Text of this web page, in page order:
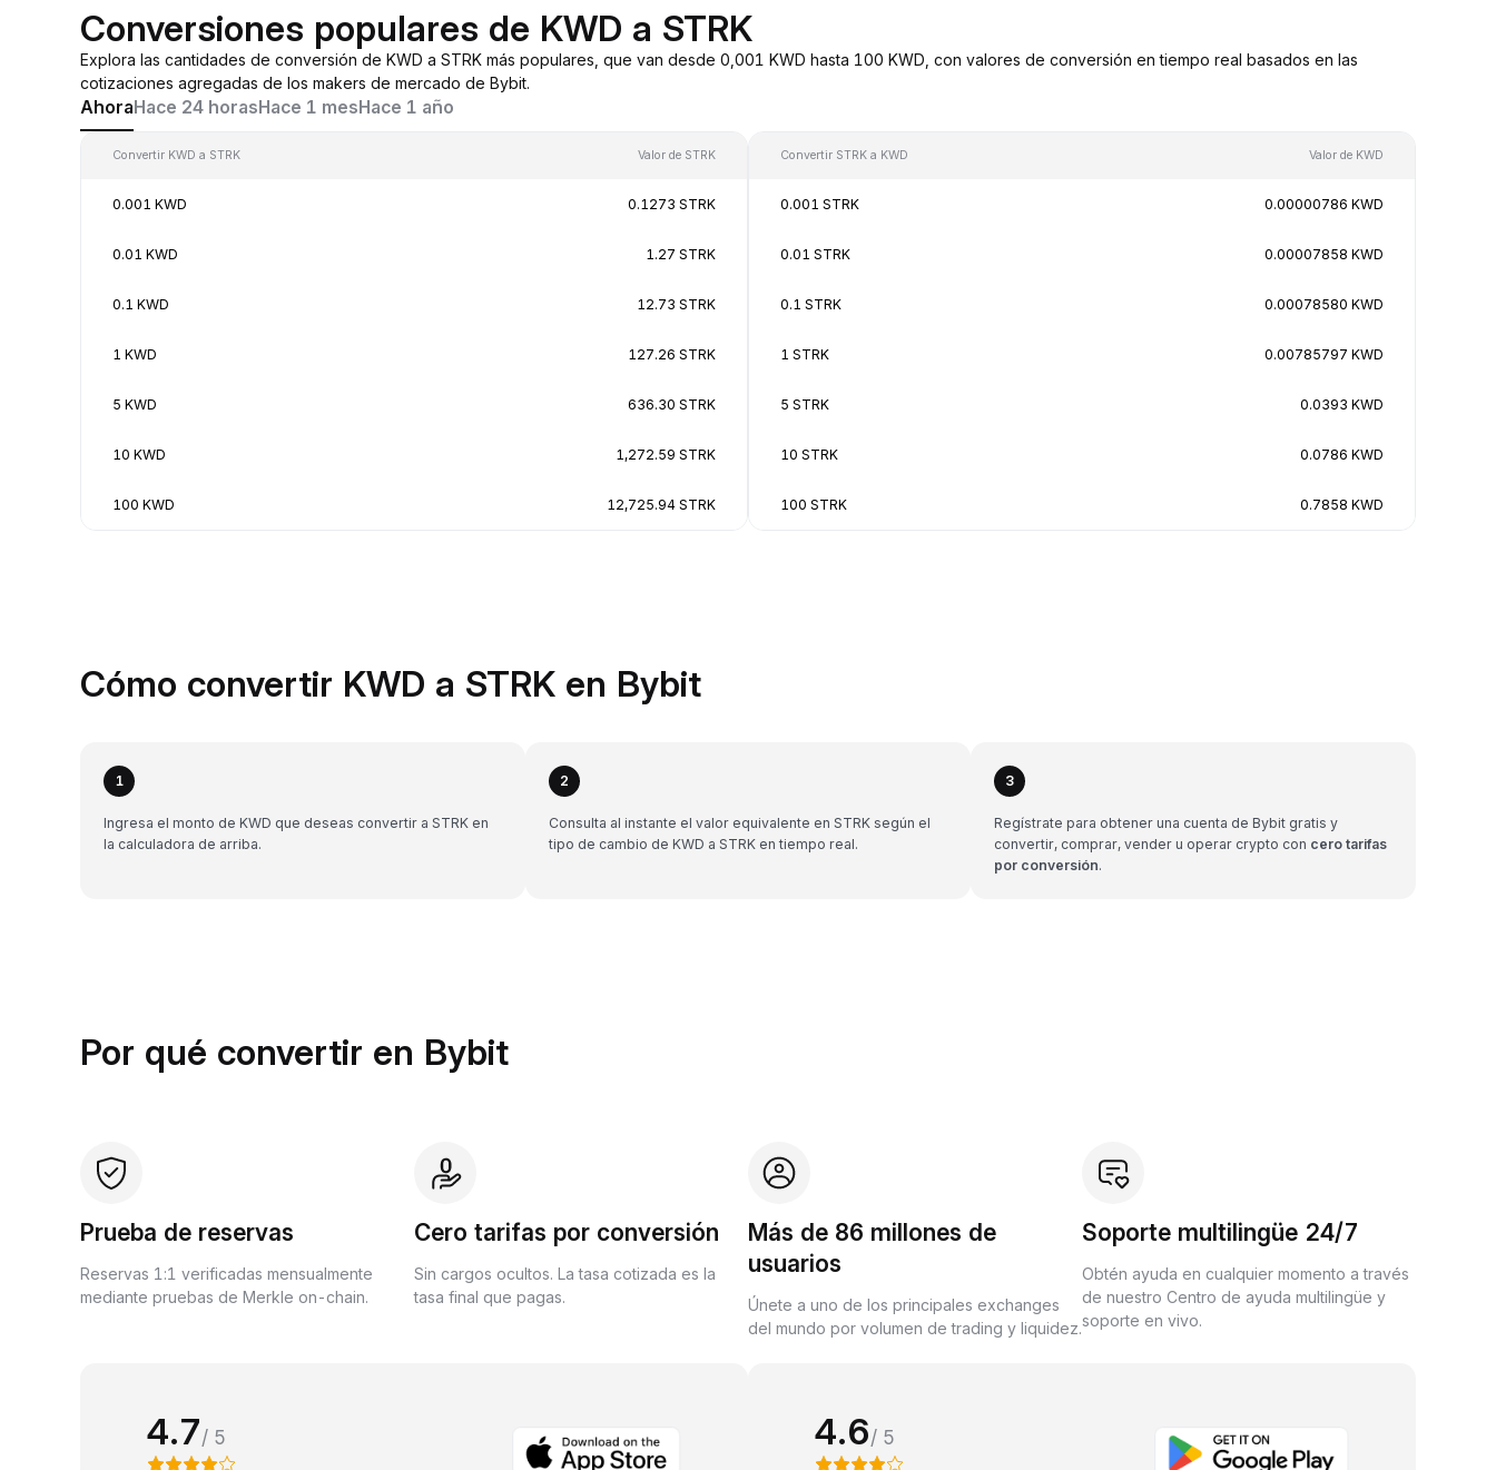
Conversiones populares de KWD a STRK
Explora las cantidades de conversión de KWD a STRK más populares, que van desde 0,001 KWD hasta 100 KWD, con valores de conversión en tiempo real basados en las
cotizaciones agregadas de los makers de mercado de Bybit.
AhoraHace 24 horasHace 1 mesHace 1 año
Convertir KWD a STRK Valor de STRK
0.001 KWD 0.1273 STRK
0.01 KWD 1.27 STRK
0.1 KWD 12.73 STRK
1 KWD 127.26 STRK
5 KWD 636.30 STRK
10 KWD 1,272.59 STRK
100 KWD 12,725.94 STRK
Convertir STRK a KWD Valor de KWD
0.001 STRK 0.00000786 KWD
0.01 STRK 0.00007858 KWD
0.1 STRK 0.00078580 KWD
1 STRK 0.00785797 KWD
5 STRK 0.0393 KWD
10 STRK 0.0786 KWD
100 STRK 0.7858 KWD
Cómo convertir KWD a STRK en Bybit
1
Ingresa el monto de KWD que deseas convertir a STRK en
la calculadora de arriba.
2
Consulta al instante el valor equivalente en STRK según el
tipo de cambio de KWD a STRK en tiempo real.
3
Regístrate para obtener una cuenta de Bybit gratis y
convertir, comprar, vender u operar crypto con cero tarifas
por conversión.
Por qué convertir en Bybit
Prueba de reservas
Reservas 1:1 verificadas mensualmente
mediante pruebas de Merkle on-chain.
Cero tarifas por conversión
Sin cargos ocultos. La tasa cotizada es la
tasa final que pagas.
Más de 86 millones de
usuarios
Únete a uno de los principales exchanges
del mundo por volumen de trading y liquidez.
Soporte multilingüe 24/7
Obtén ayuda en cualquier momento a través
de nuestro Centro de ayuda multilingüe y
soporte en vivo.
4.7/ 5 4.6/ 5